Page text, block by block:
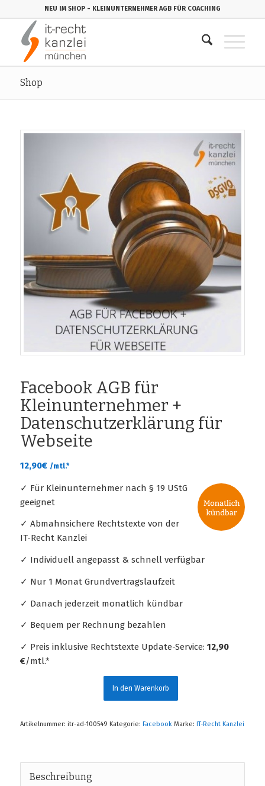
NEU IM SHOP - KLEINUNTERNEHMER AGB FÜR COACHING
Shop
Facebook AGB für
Kleinunternehmer +
Datenschutzerklärung für
Webseite
12,90€ /mtl.*
✓ Für Kleinunternehmer nach § 19 UStG
geeignet
✓ Abmahnsichere Rechtstexte von der
IT-Recht Kanzlei
✓ Individuell angepasst & schnell verfügbar
✓ Nur 1 Monat Grundvertragslaufzeit
✓ Danach jederzeit monatlich kündbar
✓ Bequem per Rechnung bezahlen
✓ Preis inklusive Rechtstexte Update-Service: 12,90
€/mtl.*
In den Warenkorb
Artikelnummer: itr-ad-100549 Kategorie: Facebook Marke: IT-Recht Kanzlei
Beschreibung